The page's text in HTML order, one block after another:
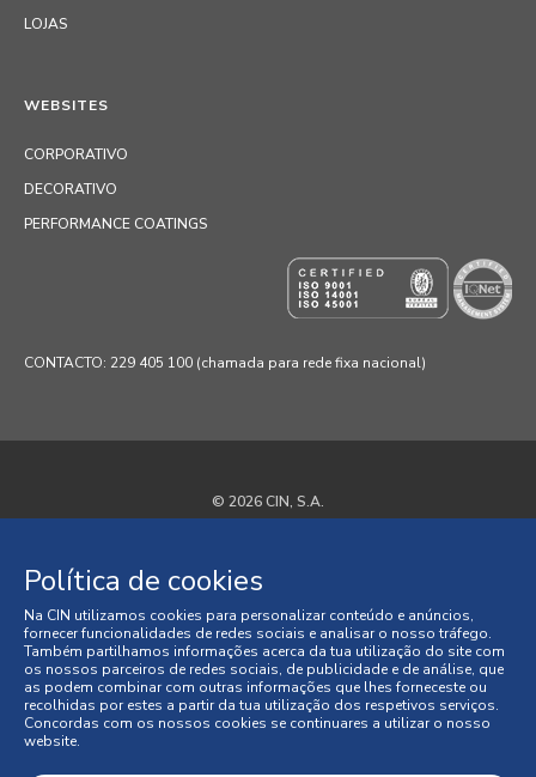
LOJAS
WEBSITES
CORPORATIVO
DECORATIVO
PERFORMANCE COATINGS
CONTACTO: 229 405 100 (chamada para rede fixa nacional)
© 2026 CIN, S.A.
Política de Privacidade
Política de Cookies
Faqs
Litígios de Consumo
Política de cookies
Na CIN utilizamos cookies para personalizar conteúdo e anúncios,
fornecer funcionalidades de redes sociais e analisar o nosso tráfego.
Também partilhamos informações acerca da tua utilização do site com
os nossos parceiros de redes sociais, de publicidade e de análise, que
as podem combinar com outras informações que lhes forneceste ou
recolhidas por estes a partir da tua utilização dos respetivos serviços.
Concordas com os nossos cookies se continuares a utilizar o nosso
website.